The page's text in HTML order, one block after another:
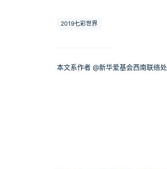
2019七彩世界
本文系作者 @新华爱基会西南联络处